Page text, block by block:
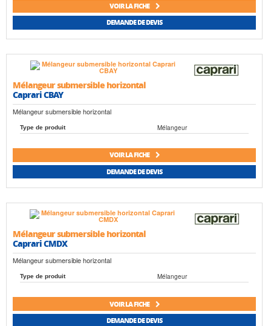
VOIR LA FICHE
DEMANDE DE DEVIS
Mélangeur submersible horizontal
Caprari CBAY
Mélangeur submersible horizontal
Type de produit Mélangeur
VOIR LA FICHE
DEMANDE DE DEVIS
Mélangeur submersible horizontal
Caprari CMDX
Mélangeur submersible horizontal
Type de produit Mélangeur
VOIR LA FICHE
DEMANDE DE DEVIS